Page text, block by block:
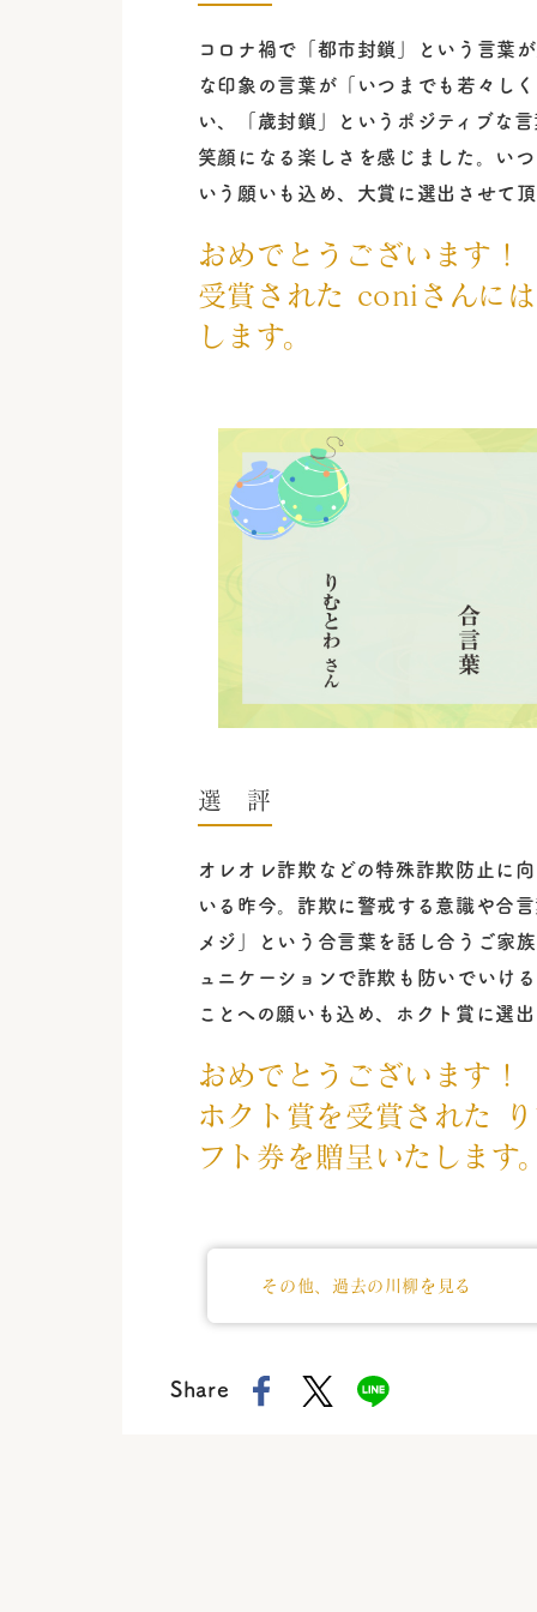
コロナ禍で「都市封鎖」という言葉
な印象の言葉が「いつまでも若々し
い、「歳封鎖」というポジティブな
笑顔になる楽しさを感じました。い
いう願いも込め、大賞に選出させて
おめでとうございます！
受賞された coniさんに
します。
選 評
オレオレ詐欺などの特殊詐欺防止に
いる昨今。詐欺に警戒する意識や合
メジ」という合言葉を話し合うご家
ュニケーションで詐欺も防いでいけ
ことへの願いも込め、ホクト賞に選
おめでとうございます！
ホクト賞を受賞された
フト券を贈呈いたします
その他、過去の川柳を見る
Share